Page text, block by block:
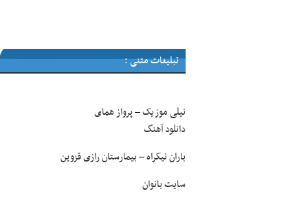
تبلیغات متنی :
نیلی موزیک–پرواز همای
دانلود آهنگ
باران نیکراه–بیمارستان رازی قزوین
سایت بانوان